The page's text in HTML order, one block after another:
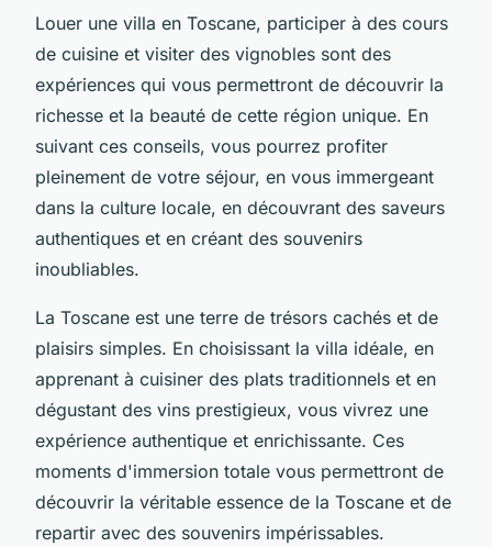
Louer une villa en Toscane, participer à des cours
de cuisine et visiter des vignobles sont des
expériences qui vous permettront de découvrir la
richesse et la beauté de cette région unique. En
suivant ces conseils, vous pourrez profiter
pleinement de votre séjour, en vous immergeant
dans la culture locale, en découvrant des saveurs
authentiques et en créant des souvenirs
inoubliables.
La Toscane est une terre de trésors cachés et de
plaisirs simples. En choisissant la villa idéale, en
apprenant à cuisiner des plats traditionnels et en
dégustant des vins prestigieux, vous vivrez une
expérience authentique et enrichissante. Ces
moments d'immersion totale vous permettront de
découvrir la véritable essence de la Toscane et de
repartir avec des souvenirs impérissables.